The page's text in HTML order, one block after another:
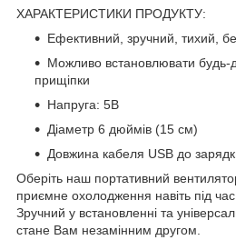
ХАРАКТЕРИСТИКИ ПРОДУКТУ:
Ефективний, зручний, тихий,
Можливо встановлювати будь-
прищіпки
Напруга: 5В
Діаметр 6 дюймів (15 см)
Довжина кабеля USB до
Оберіть наш портативний
приємне охолодження навіть під
Зручний у встановленні та
стане Вам незамінним другом.